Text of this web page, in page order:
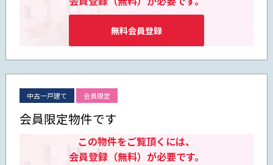
無料会員登録
中古一戸建て 会員限定
会員限定物件です
この物件をご覧頂くには、
会員登録（無料）が必要です。